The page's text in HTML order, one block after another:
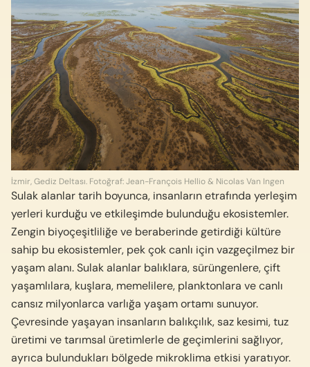
İzmir, Gediz Deltası. Fotoğraf: Jean-François Hellio & Nicolas Van Ingen
Sulak alanlar tarih boyunca, insanların etrafında yerleşim
yerleri kurduğu ve etkileşimde bulunduğu ekosistemler.
Zengin biyoçeşitliliğe ve beraberinde getirdiği kültüre
sahip bu ekosistemler, pek çok canlı için vazgeçilmez bir
yaşam alanı. Sulak alanlar balıklara, sürüngenlere, çift
yaşamlılara, kuşlara, memelilere, planktonlara ve canlı
cansız milyonlarca varlığa yaşam ortamı sunuyor.
Çevresinde yaşayan insanların balıkçılık, saz kesimi, tuz
üretimi ve tarımsal üretimlerle de geçimlerini sağlıyor,
ayrıca bulundukları bölgede mikroklima etkisi yaratıyor.